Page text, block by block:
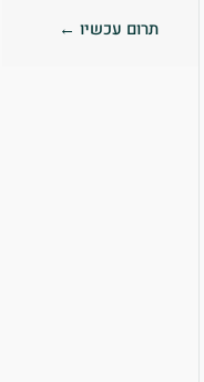
תרום עכשיו ←